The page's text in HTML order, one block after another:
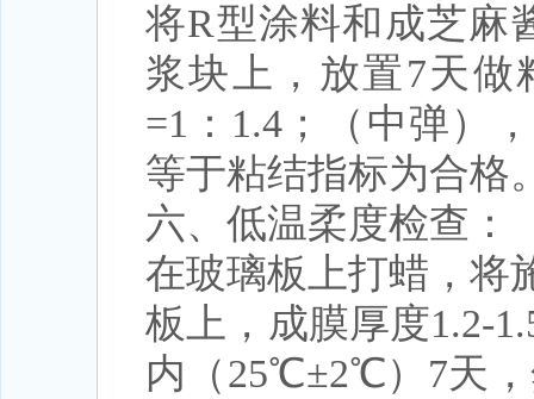
将R型涂料和成芝麻
浆块上，放置7天做
=1：1.4；（中弹）
等于粘结指标为合格
六、低温柔度检查：
在玻璃板上打蜡，将
板上，成膜厚度1.2-
内（25℃±2℃）7天，